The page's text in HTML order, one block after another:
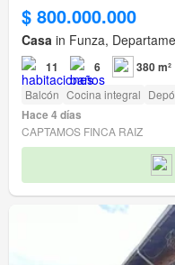
$ 800.000.000
Casa in Funza,
11 6 380 m²
Balcón Cocina integral
Hace 4 días
CAPTAMOS FINCA RAIZ